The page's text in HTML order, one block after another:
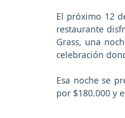
El próximo 12
restaurante
Grass, una
celebración
Esa noche se
por $180.000 y